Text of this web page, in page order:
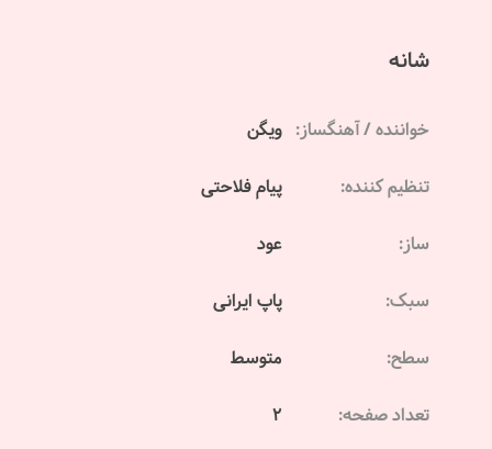
شانه
خواننده / آهنگساز: ویگن
تنظیم کننده: پیام فلاحتی
ساز: عود
سبک: پاپ ایرانی
سطح: متوسط
تعداد صفحه: 2